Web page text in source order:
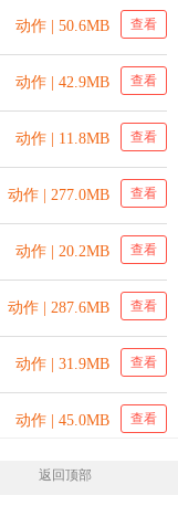
动作 | 50.6MB 查看
动作 | 42.9MB 查看
动作 | 11.8MB 查看
动作 | 277.0MB 查看
动作 | 20.2MB 查看
动作 | 287.6MB 查看
动作 | 31.9MB 查看
动作 | 45.0MB 查看
返回顶部